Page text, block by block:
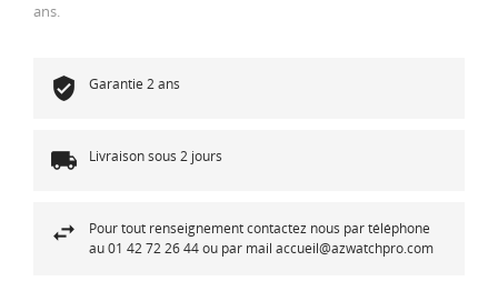
ans.
Garantie 2 ans
Livraison sous 2 jours
Pour tout renseignement contactez nous par téléphone
au 01 42 72 26 44 ou par mail accueil@azwatchpro.com